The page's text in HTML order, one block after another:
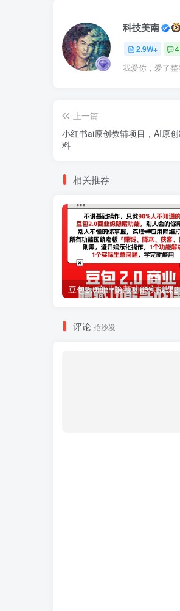
科技美南
2.9W+ 4
我爱你，爱了
上一篇
小红书ai原创教辅项目，AI原
料
相关推荐
豆包2.0
评论 抢沙发